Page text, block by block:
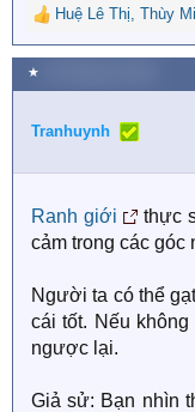
R
e
a
c
i
n
:
Huệ Lê Thị, Thùy
★
Tranhuynh
Ranh giới
thực
cảm trong các góc
Người ta có thể
cái tốt. Nếu
ngược lại.
Giả sử: Bạn nhìn